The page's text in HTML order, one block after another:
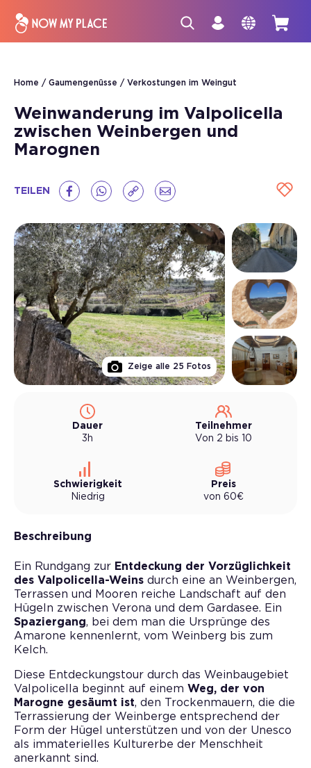
Home Gaumengenüsse Verkostungen im Weingut
Weinwanderung im Valpolicella
zwischen Weinbergen und
Marognen
TEILEN
Zeige alle 25 Fotos
Dauer
3h
Teilnehmer
Von 2 bis 10
Schwierigkeit
Niedrig
Preis
von 60€
Beschreibung
Ein Rundgang zur Entdeckung der Vorzüglichkeit
des Valpolicella-Weins durch eine an Weinbergen,
Terrassen und Mooren reiche Landschaft auf den
Hügeln zwischen Verona und dem Gardasee. Ein
Spaziergang, bei dem man die Ursprünge des
Amarone kennenlernt, vom Weinberg bis zum
Kelch.
Diese Entdeckungstour durch das Weinbaugebiet
Valpolicella beginnt auf einem Weg, der von
Marogne gesäumt ist, den Trockenmauern, die die
Terrassierung der Weinberge entsprechend der
Form der Hügel unterstützen und von der Unesco
als immaterielles Kulturerbe der Menschheit
anerkannt sind.